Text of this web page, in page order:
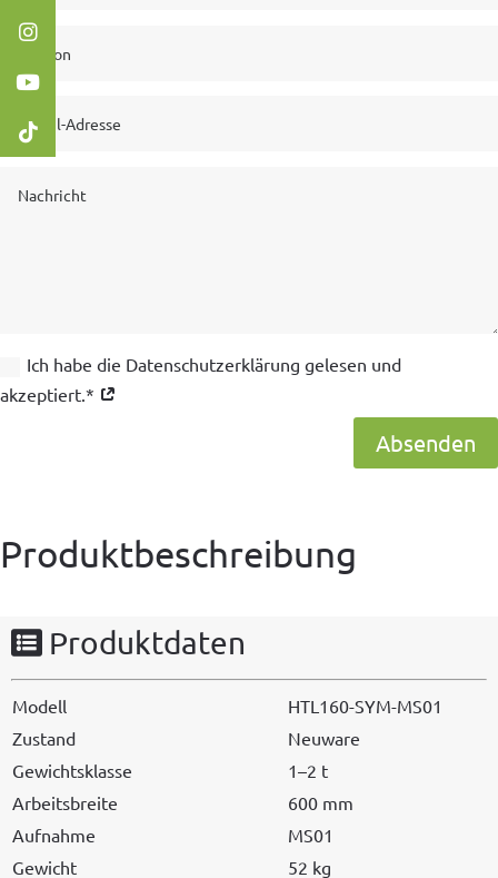
Ich habe die Datenschutzerklärung gelesen und
akzeptiert.*
Absenden
Produktbeschreibung
Produktdaten
Mod­ell
HTL160-SYM-MS01
Zus­tand
Neuware
Gewicht­sklasse
1–2 t
Arbeits­bre­ite
600 mm
Auf­nahme
MS01
Gewicht
52 kg